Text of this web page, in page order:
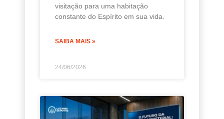
visitação para uma habitação
constante do Espírito em sua vida.
SAIBA MAIS »
24/06/2026